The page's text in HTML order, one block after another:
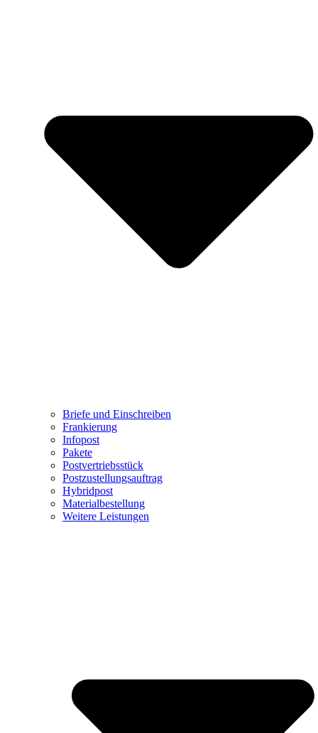
Briefe und Einschreiben
Frankierung
Infopost
Pakete
Postvertriebsstück
Postzustellungsauftrag
Hybridpost
Materialbestellung
Weitere Leistungen